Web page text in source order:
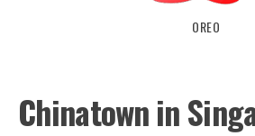
OREO
Chinatown in